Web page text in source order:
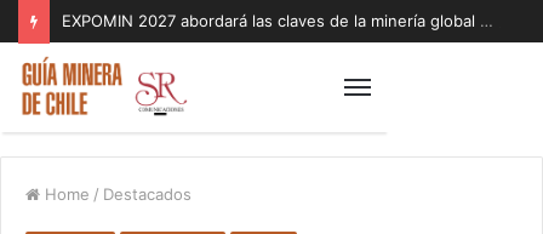
EXPOMIN 2027 abordará las claves de la minería global con foco en geopolítica, inteligencia artificial y sostenibilidad
Home / Destacados